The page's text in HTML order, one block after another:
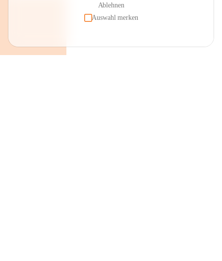
Ablehnen
Auswahl merken